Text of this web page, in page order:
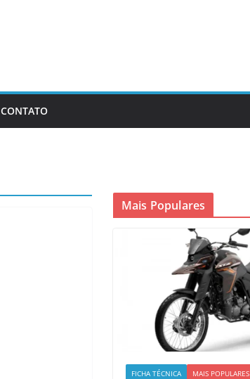
CONTATO
Mais Populares
FICHA TÉCNICA MAIS POPULARES